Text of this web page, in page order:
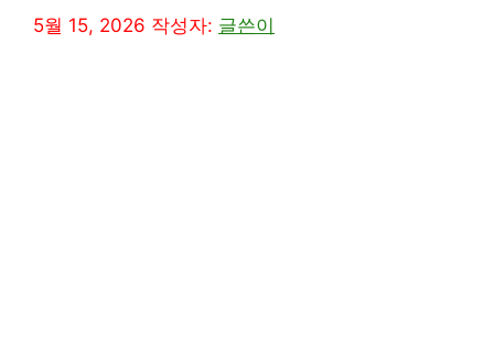
5월 15, 2026 작성자: 글쓴이